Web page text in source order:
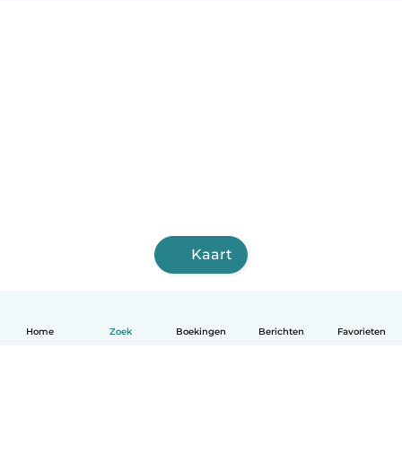
Home Zoek Boekingen Berichten Favorieten
Kaart